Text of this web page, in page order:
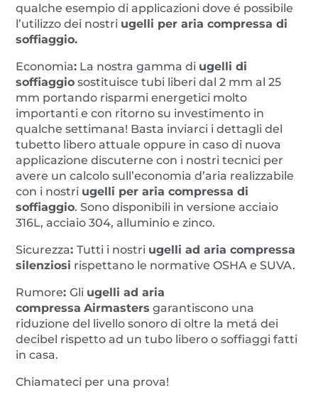
qualche esempio di applicazioni dove é possibile
l’utilizzo dei nostri ugelli per aria compressa di
soffiaggio.
Economia: La nostra gamma di ugelli di
soffiaggio sostituisce tubi liberi dal 2 mm al 25
mm portando risparmi energetici molto
importanti e con ritorno su investimento in
qualche settimana! Basta inviarci i dettagli del
tubetto libero attuale oppure in caso di nuova
applicazione discuterne con i nostri tecnici per
avere un calcolo sull’economia d’aria realizzabile
con i nostri ugelli per aria compressa di
soffiaggio. Sono disponibili in versione acciaio
316L, acciaio 304, alluminio e zinco.
Sicurezza:Tutti i nostri ugelli ad aria compressa
silenziosi rispettano le normative OSHA e SUVA.
Rumore:Gli ugelli ad aria
compressa Airmasters garantiscono una
riduzione del livello sonoro di oltre la metá dei
decibel rispetto ad un tubo libero o soffiaggi fatti
in casa.
Chiamateci per una prova!